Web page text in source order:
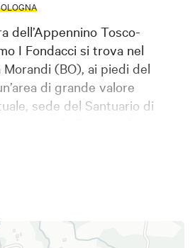
dell’Appennino Tosco-
I Fondacci si trova nel
(BO), ai piedi del
di grande valore
sede del Santuario di
della ristrutturazione di
ospita spazi comuni
colonne in pietra
negli anni ’40, e offre una